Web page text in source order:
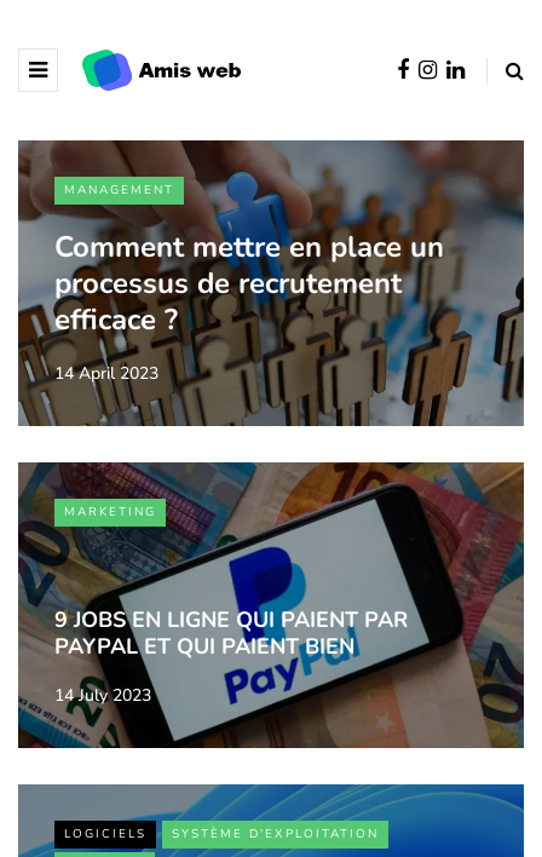
MANAGEMENT
Comment mettre en place un
processus de recrutement
efficace ?
14 April 2023
MARKETING
9 JOBS EN LIGNE QUI PAIENT PAR
PAYPAL ET QUI PAIENT BIEN
14 July 2023
LOGICIELS
SYSTÈME D'EXPLOITATION